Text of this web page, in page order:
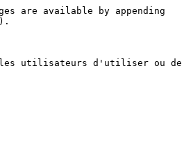
are available by appending
les utilisateurs d'utiliser ou de